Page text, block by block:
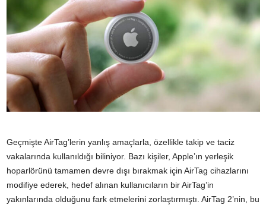
Geçmişte AirTag’lerin yanlış amaçlarla, özellikle takip ve taciz
vakalarında kullanıldığı biliniyor. Bazı kişiler, Apple’ın yerleşik
hoparlörünü tamamen devre dışı bırakmak için AirTag cihazlarını
modifiye ederek, hedef alınan kullanıcıların bir AirTag’in
yakınlarında olduğunu fark etmelerini zorlaştırmıştı. AirTag 2’nin, bu